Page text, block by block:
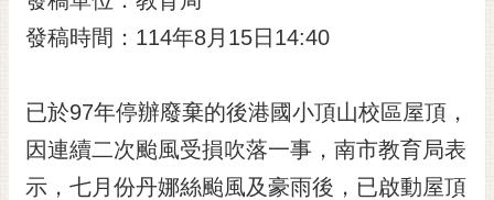
市民互動
黃
發稿時間：114年8月15日14:40
已於97年停辦廢棄的後港國小頂山校區屋頂，
因連續二次颱風受損吹落一事，南市教育局表
示，七月份丹娜絲颱風及豪雨後，已啟動屋頂